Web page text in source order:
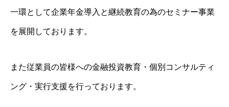
一環として企業年金導入と継続教育の為のセミナー事業
を展開しております。
また従業員の皆様への金融投資教育・個別コンサルティ
ング・実行支援を行っております。